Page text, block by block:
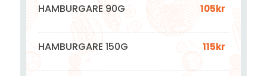
HAMBURGARE 90G
105kr
HAMBURGARE 150G 115kr